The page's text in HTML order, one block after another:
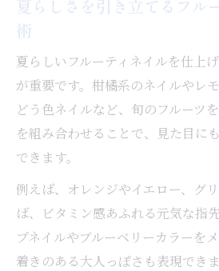
夏らしさを引き立てるフル
術
夏らしいフルーティネイルを仕上
が重要です。柑橘系のネイルやレ
どう色ネイルなど、旬のフルーツ
を組み合わせることで、見た目に
できます。
例えば、オレンジやイエロー、グ
ば、ビタミン感あふれる元気な指
プネイルやブルーベリーカラーを
着きのある大人っぽさも表現でき